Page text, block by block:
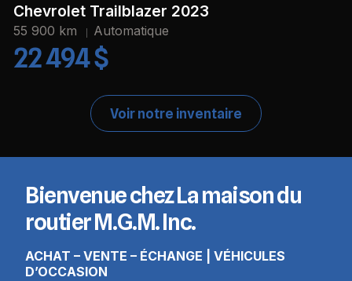
Chevrolet Trailblazer 2023
55 900 km Automatique
22 494 $
Voir notre inventaire
Bienvenue chez La maison du
routier M.G.M. Inc.
ACHAT – VENTE – ÉCHANGE | VÉHICULES
D’OCCASION